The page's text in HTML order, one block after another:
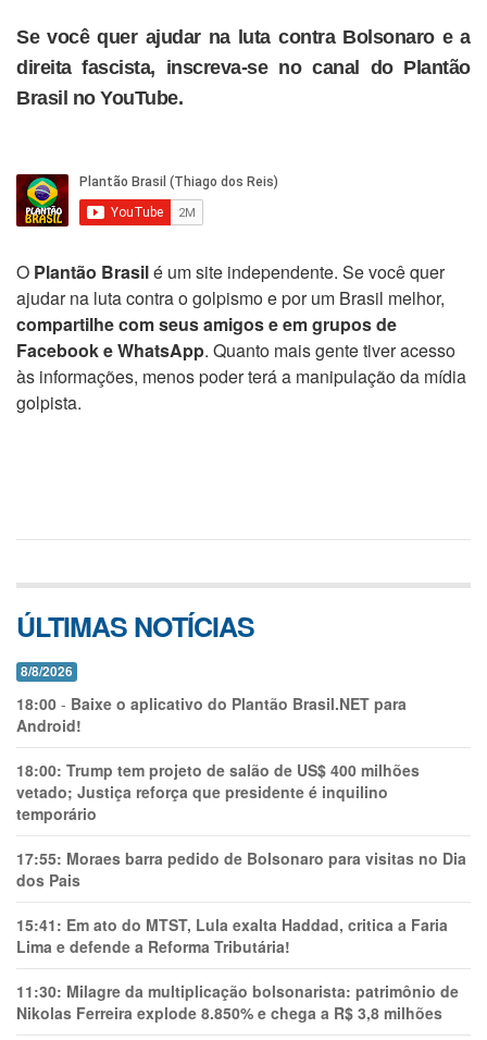
Se você quer ajudar na luta contra Bolsonaro e a
direita fascista, inscreva-se no canal do Plantão
Brasil no YouTube.
O Plantão Brasilé um site independente. Se você quer
ajudar na luta contra o golpismo e por um Brasil melhor,
compartilhe com seus amigos e em grupos de
Facebook e WhatsApp. Quanto mais gente tiver acesso
às informações, menos poder terá a manipulação da mídia
golpista.
ÚLTIMAS NOTÍCIAS
8/8/2026
18:00 - Baixe o aplicativo do Plantão Brasil.NET para
Android!
18:00: Trump tem projeto de salão de US$ 400 milhões
vetado; Justiça reforça que presidente é inquilino
temporário
17:55: Moraes barra pedido de Bolsonaro para visitas no Dia
dos Pais
15:41: Em ato do MTST, Lula exalta Haddad, critica a Faria
Lima e defende a Reforma Tributária!
11:30: Milagre da multiplicação bolsonarista: patrimônio de
Nikolas Ferreira explode 8.850% e chega a R$ 3,8 milhões